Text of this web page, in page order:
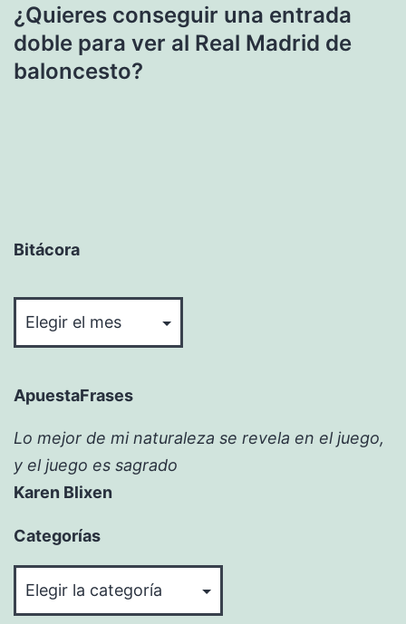
¿Quieres conseguir una entrada
doble para ver al Real Madrid de
baloncesto?
Bitácora
ApuestaFrases
Lo mejor de mi naturaleza se revela en el juego,
y el juego es sagrado
Karen Blixen
Categorías